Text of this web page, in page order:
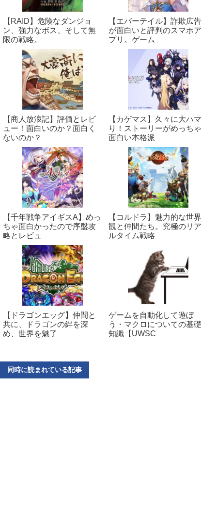
【RAID】危険なダンジョ
ン、強力なボス、そして無
限の戦略。
【エバーテイル】詐欺広告
が面白いと評判のスマホア
プリ。ゲーム
【商人放浪‪記】評価とレビ
ュー！面白いのか？面白く
ないのか？
【カゲマス】久々に大ハマ
り！ストーリーがめっちゃ
面白い本格派
【千年戦争アイギスA】めっ
ちゃ面白かったので序盤攻
略とレビュ
【コルドラ】魅力的な世界
観と仲間たち。究極のリア
ルタイム戦略
【ドラゴンエッグ】仲間と
共に、ドラゴンの絆を深
め、世界を魅了
ゲームを自動化して遊ぼ
う・マクロについての基礎
知識【UWSC
同時に読まれている記事